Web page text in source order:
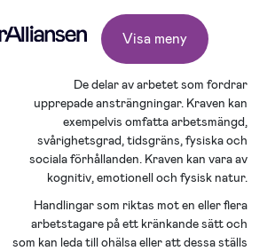
Visa meny
De delar av arbetet som fordrar
upprepade ansträngningar. Kraven kan
exempelvis omfatta arbetsmängd,
svårighetsgrad, tidsgräns, fysiska och
sociala förhållanden. Kraven kan vara av
kognitiv, emotionell och fysisk natur.
Handlingar som riktas mot en eller flera
arbetstagare på ett kränkande sätt och
som kan leda till ohälsa eller att dessa ställs